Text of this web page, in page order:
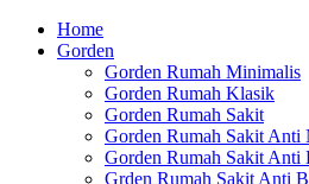
Home
Gorden
Gorden Rumah Minimalis
Gorden Rumah Klasik
Gorden Rumah Sakit
Gorden Rumah Sakit Anti
Gorden Rumah Sakit Anti
Grden Rumah Sakit Anti